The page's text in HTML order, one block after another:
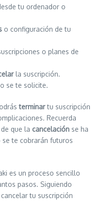
tu ordenador o
o configuración de tu
o planes de
la suscripción.
se te solicite.
terminartu suscripción
Recuerda
que la cancelación se ha
te cobrarán futuros
es un proceso sencillo
pasos. Siguiendo
tu suscripción